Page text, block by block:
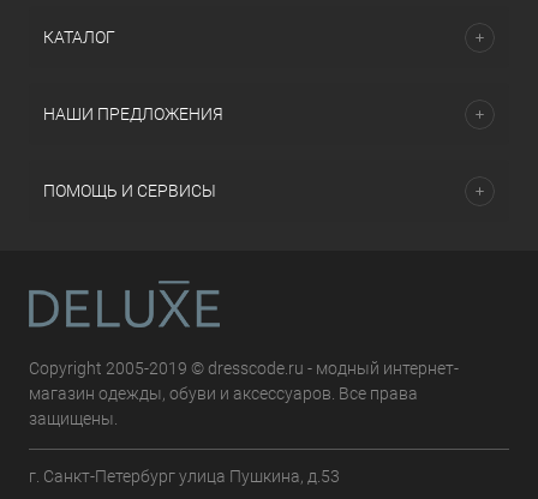
КАТАЛОГ
НАШИ ПРЕДЛОЖЕНИЯ
ПОМОЩЬ И СЕРВИСЫ
Copyright 2005-2019 © dresscode.ru - модный интернет-
магазин одежды, обуви и аксессуаров. Все права
защищены.
г. Санкт-Петербург улица Пушкина, д.53